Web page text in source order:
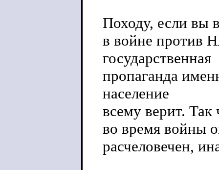
Походу, если вы
в войне против
государственная
пропаганда
население
всему верит. Так
во время войны
расчеловечен,